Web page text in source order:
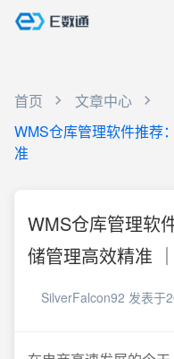
首页
文章中心
WMS仓库管理软件推荐
准
WMS仓库管理软
储管理高效精准
SilverFalcon92 发表于